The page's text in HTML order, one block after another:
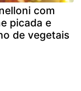
com
picada e
de vegetais